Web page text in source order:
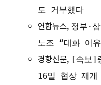
도 거부했다
연합뉴스, 정부·
노조 “대화 이
경향신문, [속보]
16일 협상 재개